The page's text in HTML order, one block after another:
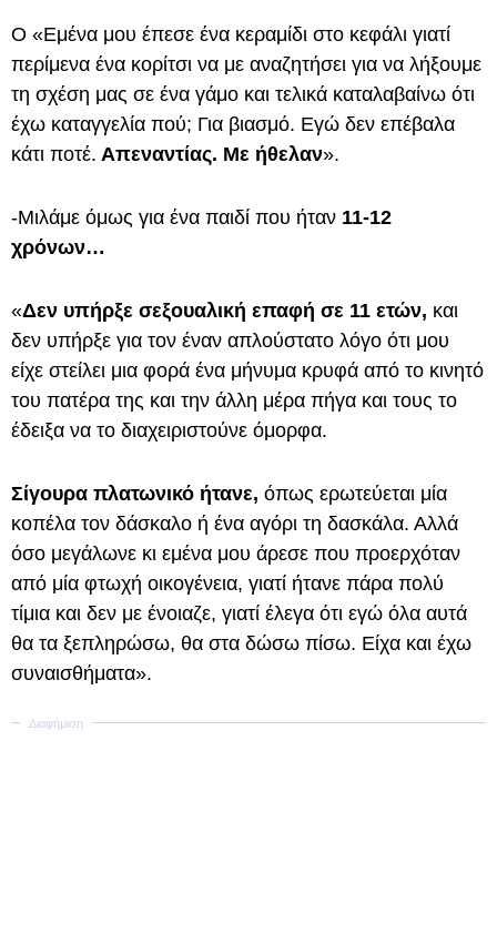
Ο «Εμένα μου έπεσε ένα κεραμίδι στο κεφάλι γιατί
περίμενα ένα κορίτσι να με αναζητήσει για να λήξουμε
τη σχέση μας σε ένα γάμο και τελικά καταλαβαίνω ότι
έχω καταγγελία πού; Για βιασμό. Εγώ δεν επέβαλα
κάτι ποτέ. Απεναντίας. Με ήθελαν».
-Μιλάμε όμως για ένα παιδί που ήταν 11-12
χρόνων…
«Δεν υπήρξε σεξουαλική επαφή σε 11 ετών, και
δεν υπήρξε για τον έναν απλούστατο λόγο ότι μου
είχε στείλει μια φορά ένα μήνυμα κρυφά από το κινητό
του πατέρα της και την άλλη μέρα πήγα και τους το
έδειξα να το διαχειριστούνε όμορφα.
Σίγουρα πλατωνικό ήτανε, όπως ερωτεύεται μία
κοπέλα τον δάσκαλο ή ένα αγόρι τη δασκάλα. Αλλά
όσο μεγάλωνε κι εμένα μου άρεσε που προερχόταν
από μία φτωχή οικογένεια, γιατί ήτανε πάρα πολύ
τίμια και δεν με ένοιαζε, γιατί έλεγα ότι εγώ όλα αυτά
θα τα ξεπληρώσω, θα στα δώσω πίσω. Είχα και έχω
συναισθήματα».